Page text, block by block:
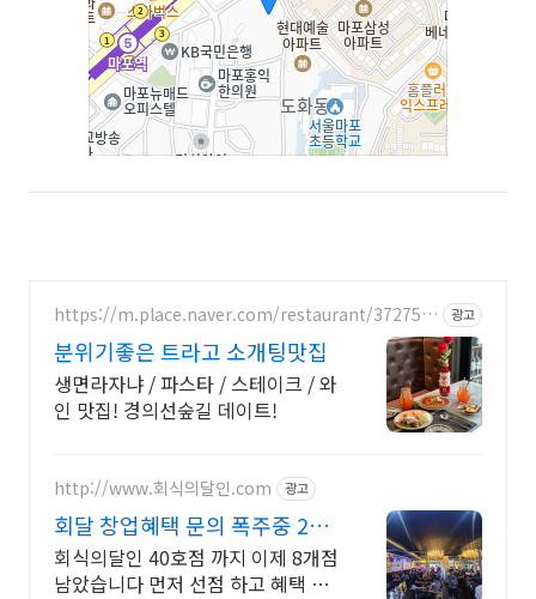
https://m.place.naver.com/restaurant/372753
광고
분위기좋은 트라고 소개팅맛집
생면라자냐 / 파스타 / 스테이크 / 와
인 맛집! 경의선숲길 데이트!
http://www.회식의달인.com 광고
회달 창업혜택 문의 폭주중 25
년 소비자만족도1위 수상
회식의달인 40호점 까지 이제 8개점
남았습니다 먼저 선점 하고 혜택 받